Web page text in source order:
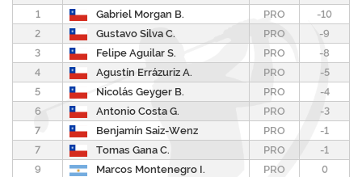
1 Gabriel Morgan B. PRO
-10
2
Gustavo Silva C. PRO
-9
3
Felipe Aguilar S. PRO
-8
4
Agustín Errázuriz A. PRO
-5
5
Nicolás Geyger B. PRO
-4
6
Antonio Costa G. PRO
-3
7
Benjamín Saiz-Wenz PRO
-1
7
Tomas Gana C. PRO
-1
9
Marcos Montenegro I. PRO
0